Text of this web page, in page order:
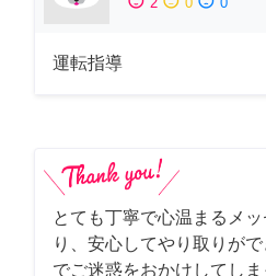
運転指導
とても丁寧で心温まるメ
り、安心してやり取りが
でご迷惑をおかけしてし